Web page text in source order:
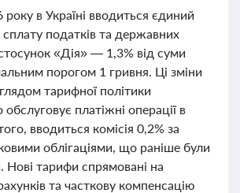
року в Україні вводиться єдиний
сплату податків та державних
«Дія» — 1,3% від суми
порогом 1 гривня. Ці зміни
тарифної політики
платіжні операції в
вводиться комісія 0,2% за
облігаціями, що раніше були
тарифи спрямовані на
та часткову компенсацію